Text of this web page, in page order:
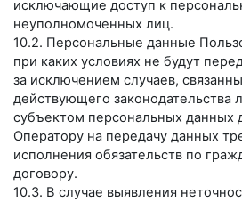
исключающие доступ к
неуполномоченных лиц.
10.2. Персональные данные
при каких условиях не будут
за исключением случаев,
действующего законодательства
субъектом персональных данных
Оператору на передачу данных
исполнения обязательств по
договору.
10.3. В случае выявления